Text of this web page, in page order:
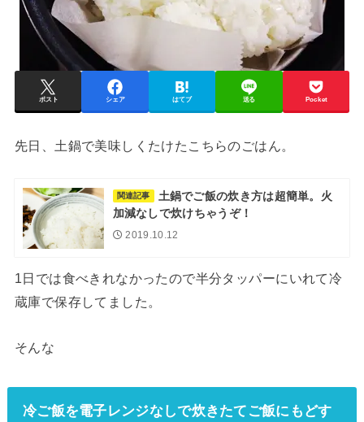
ポスト シェア はてブ 送る Pocket
先日、土鍋で美味しくたけたこちらのごはん。
関連記事
土鍋でご飯の炊き方は超簡単。火
加減なしで炊けちゃうぞ！
2019.10.12
1日では食べきれなかったので半分タッパーにいれて冷
蔵庫で保存してました。
そんな
冷ご飯を電子レンジなしで炊きたてご飯にもどす